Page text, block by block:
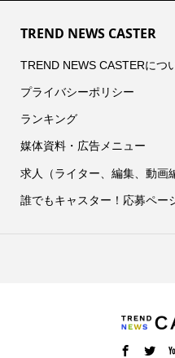
TREND NEWS CASTER
TREND NEWS CASTERにつ
プライバシーポリシー
ランキング
媒体資料・広告メニュー
求人（ライター、編集、動画
誰でもキャスター！応募ペー